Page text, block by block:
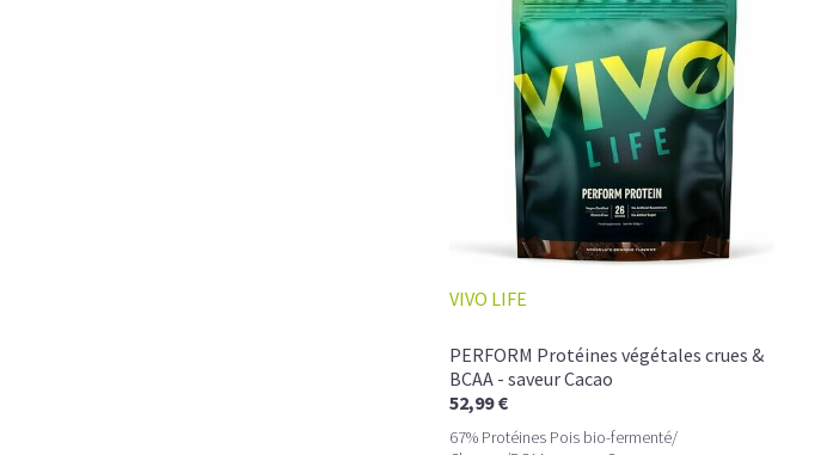
Découvrir le
🍵
VIVO LIFE
PERFORM Protéines végétales crues &
BCAA - saveur Cacao
52,99 €
67% Protéines Pois bio-fermenté/